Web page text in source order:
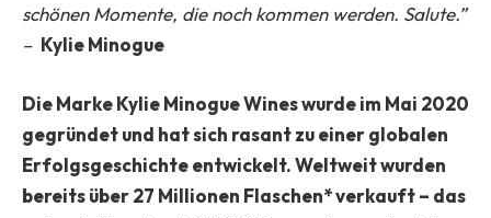
schönen Momente, die noch kommen werden. Salute.”
– Kylie Minogue
Die Marke Kylie Minogue Wines wurde im Mai 2020
gegründet und hat sich rasant zu einer globalen
Erfolgsgeschichte entwickelt. Weltweit wurden
bereits über 27 Millionen Flaschen* verkauft – das